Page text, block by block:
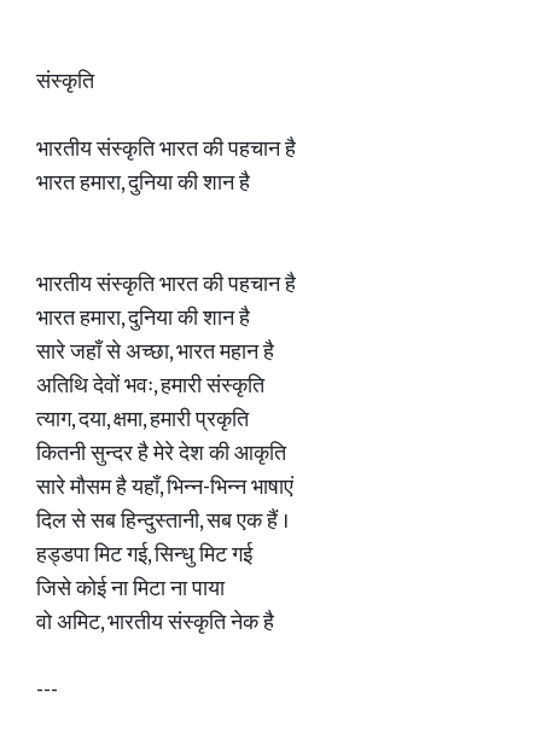
संस्कृति
भारतीय संस्कृति भारत की पहचान है
भारत हमारा, दुनिया की शान है
भारतीय संस्कृति भारत की पहचान है
भारत हमारा, दुनिया की शान है
सारे जहाँ से अच्छा, भारत महान है
अतिथि देवों भवः, हमारी संस्कृति
त्याग, दया, क्षमा, हमारी प्रकृति
कितनी सुन्दर है मेरे देश की आकृति
सारे मौसम है यहाँ, भिन्न-भिन्न भाषाएं
दिल से सब हिन्दुस्तानी, सब एक हैं ।
हड्डपा मिट गई, सिन्धु मिट गई
जिसे कोई ना मिटा ना पाया
वो अमिट, भारतीय संस्कृति नेक है
---